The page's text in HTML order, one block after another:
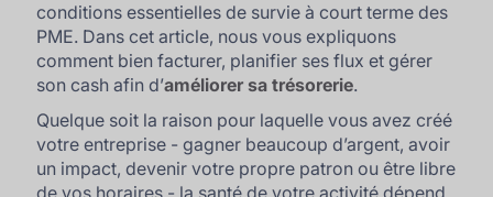
conditions essentielles de survie à court terme des
PME. Dans cet article, nous vous expliquons
comment bien facturer, planifier ses flux et gérer
son cash afin d’améliorer sa trésorerie.
Quelque soit la raison pour laquelle vous avez créé
votre entreprise - gagner beaucoup d’argent, avoir
un impact, devenir votre propre patron ou être libre
de vos horaires - la santé de votre activité dépend